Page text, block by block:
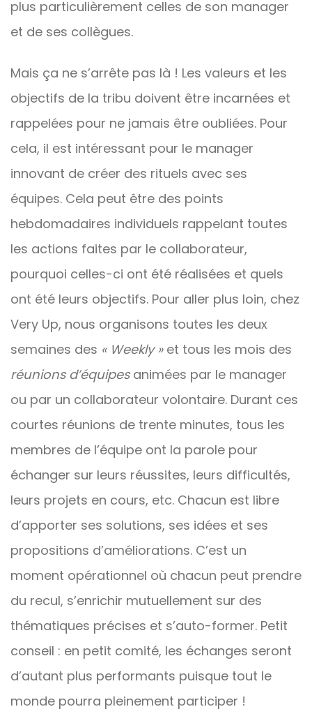
plus particulièrement celles de son manager
et de ses collègues.
Mais ça ne s’arrête pas là ! Les valeurs et les
objectifs de la tribu doivent être incarnées et
rappelées pour ne jamais être oubliées. Pour
cela, il est intéressant pour le manager
innovant de créer des rituels avec ses
équipes. Cela peut être des points
hebdomadaires individuels rappelant toutes
les actions faites par le collaborateur,
pourquoi celles-ci ont été réalisées et quels
ont été leurs objectifs. Pour aller plus loin, chez
Very Up, nous organisons toutes les deux
semaines des « Weekly »et tous les mois des
réunions d’équipesanimées par le manager
ou par un collaborateur volontaire. Durant ces
courtes réunions de trente minutes, tous les
membres de l’équipe ont la parole pour
échanger sur leurs réussites, leurs difficultés,
leurs projets en cours, etc. Chacun est libre
d’apporter ses solutions, ses idées et ses
propositions d’améliorations. C’est un
moment opérationnel où chacun peut prendre
du recul, s’enrichir mutuellement sur des
thématiques précises et s’auto-former. Petit
conseil : en petit comité, les échanges seront
d’autant plus performants puisque tout le
monde pourra pleinement participer !